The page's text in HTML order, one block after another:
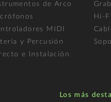
de Arco
MIDI
y Percusión
e Instalación
Hi-
Los más